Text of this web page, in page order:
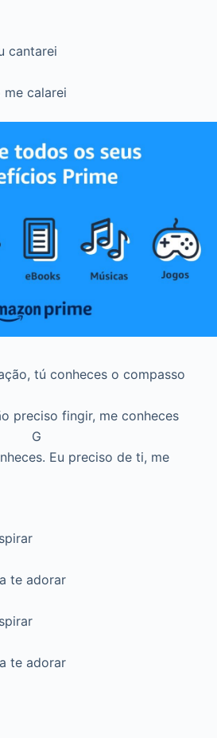
cantarei
me calarei
tú conheces o compasso
preciso fingir, me conheces
Eu preciso de ti, me
te adorar
te adorar